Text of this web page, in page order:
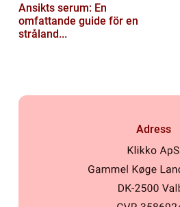
Ansikts serum: En
omfattande guide för en
stråland...
Adress